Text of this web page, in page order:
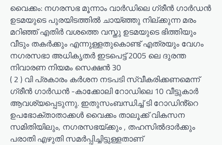
വൈക്കം: നഗരസഭ മൂന്നാം വാർഡിലെ ഗ്രീൻ ഗാർഡൻ
ഉടമയുടെ പുരയിടത്തിൽ ചായ്ഞ്ഞു നില്ക്കുന്ന മരം
മറിഞ്ഞ് എതിർ വശത്തെ വസ്തു ഉടമയുടെ ഭിത്തിയും
വീടും തകർക്കും എന്നുള്ളതുകൊണ്ട് എത്രയും വേഗം
നഗരസഭാ അധികൃതർ ഇടപെട്ട് 2005 ലെ ദുരന്ത
നിവാരണ നിയമം സെക്ഷൻ 30
( 2 ) വി പ്രകാരം കർശന നടപടി സ്വീകരിക്കണമെന്ന്
ഗ്രീൻ ഗാർഡൻ -കാക്കോലി റോഡിലെ 10 വീട്ടുകാർ
ആവശ്യപ്പെടുന്നു. ഇതുസംബന്ധിച്ച് ടി റോഡിൻ്റെ
ഉപഭോക്താതാക്കൾ വൈക്കം താലൂക്ക് വികസന
സമിതിയിലും, നഗരസഭയ്ക്കും , തഹസിൽദാർക്കും
പരാതി എഴുതി സമർപ്പിച്ചിട്ടുള്ളതാണ്